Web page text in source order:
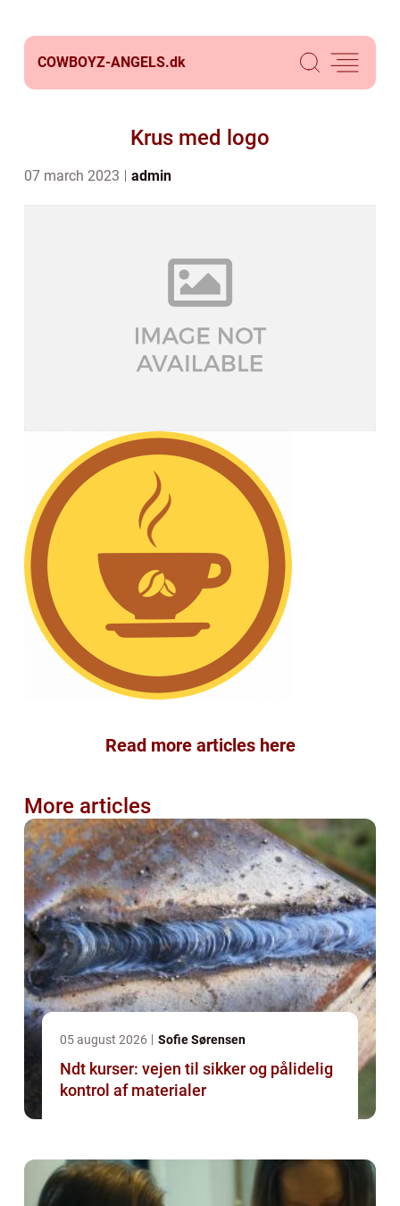
COWBOYZ-ANGELS.dk
Krus med logo
07 march 2023 admin
Read more articles here
More articles
05 august 2026 Sofie Sørensen
Ndt kurser: vejen til sikker og pålidelig
kontrol af materialer